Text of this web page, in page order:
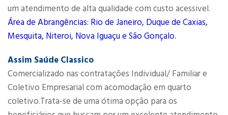
um atendimento de alta qualidade com custo acessivel.
Área de Abrangências: Rio de Janeiro, Duque de Caxias,
Mesquita, Niteroi, Nova Iguaçu e São Gonçalo.
Assim Saúde Classico
Comercializado nas contratações Individual/ Familiar e
Coletivo Empresarial com acomodação em quarto
coletivo.Trata-se de uma ótima opção para os